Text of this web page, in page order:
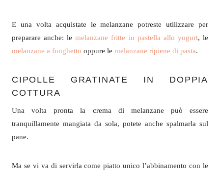
E una volta acquistate le melanzane potreste utilizzare per
preparare anche: le melanzane fritte in pastella allo yogurt, le
melanzane a funghetto oppure le melanzane ripiene di pasta.
CIPOLLE GRATINATE IN DOPPIA
COTTURA
Una volta pronta la crema di melanzane può essere
tranquillamente mangiata da sola, potete anche spalmarla sul
pane.
Ma se vi va di servirla come piatto unico l’abbinamento con le